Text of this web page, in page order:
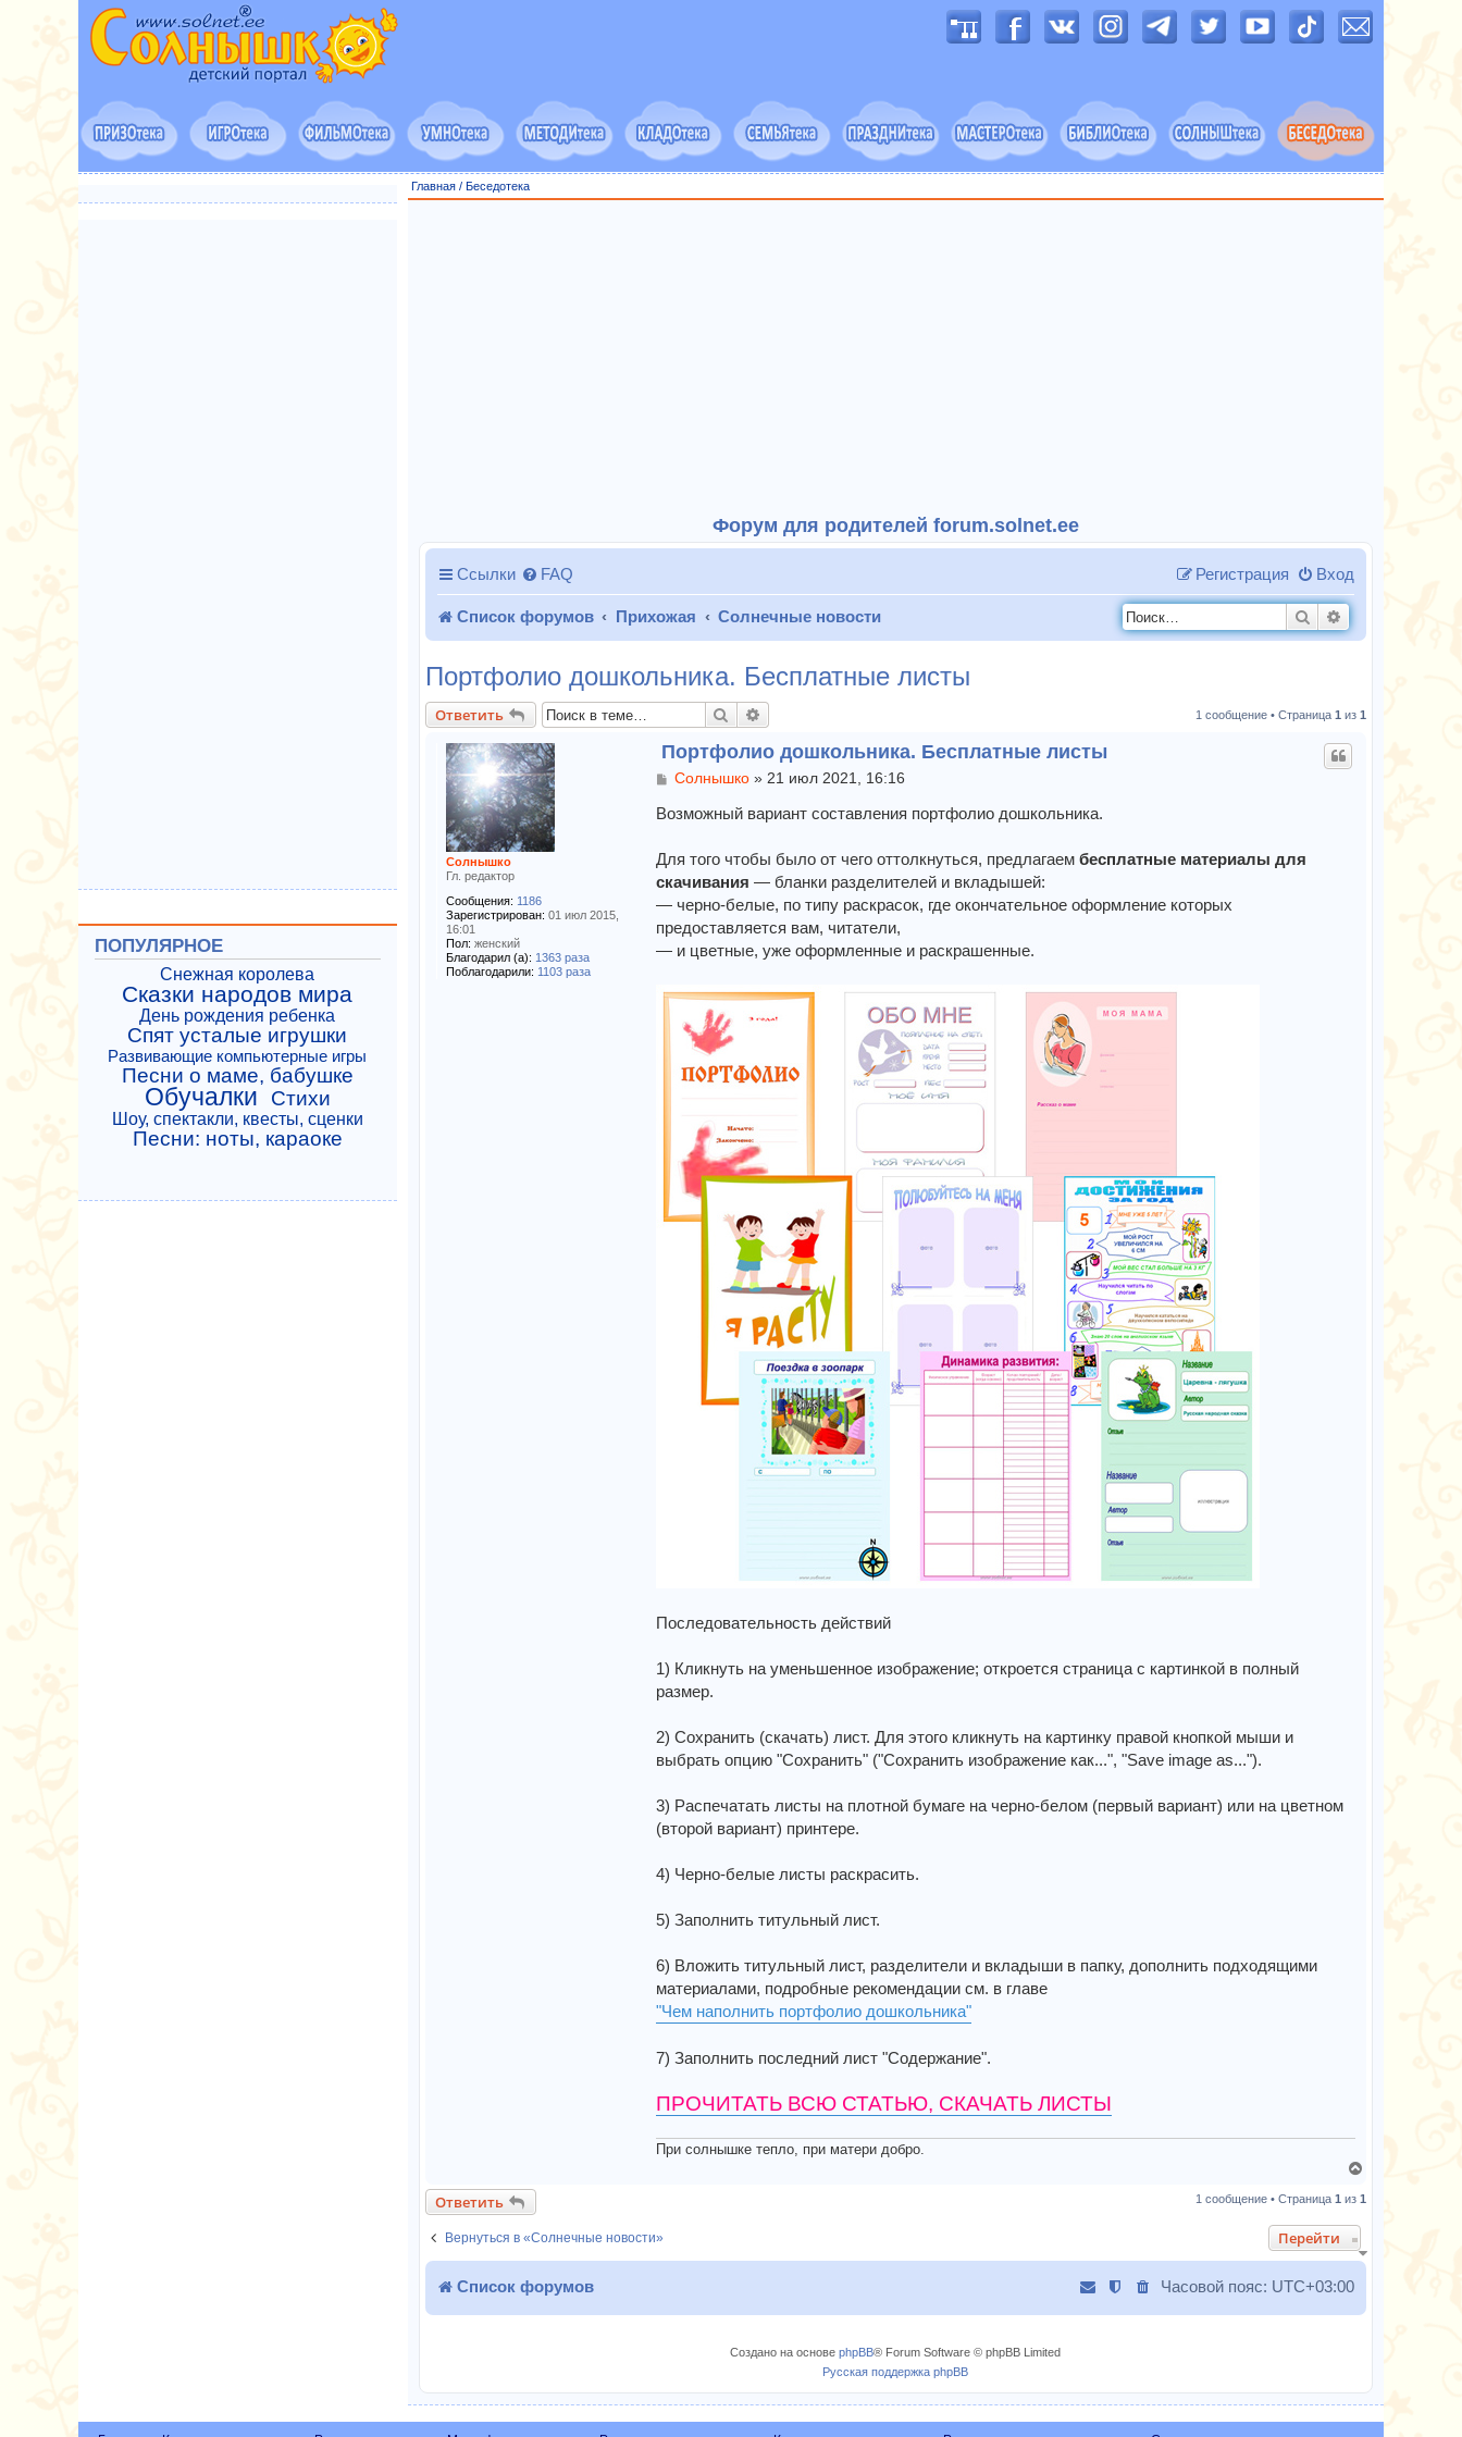
Главная/ Беседотека
Форум для родителей forum.solnet.ee
Ссылки FAQ Вход
Регистрация
Список форумов Прихожая Солнечные новости Поиск
Портфолио дошкольника. Бесплатные листы
Ответить Поиск 1 сообщение • Страница 1 из 1
Солнышко
Гл. редактор
Сообщения: 1186
Зарегистрирован: 01 июл 2015,
16:01
Пол: женский
Благодарил (а): 1363 раза
Поблагодарили: 1103 раза
Портфолио дошкольника. Бесплатные листы
С
о
е
н
и
Солнышко »21 июл 2021, 16:16
Возможный вариант составления портфолио дошкольника.
Для того чтобы было от чего оттолкнуться, предлагаембесплатные материалы для
скачивания — бланки разделителей и вкладышей:
— черно-белые, по типу раскрасок, где окончательное оформление которых
предоставляется вам, читатели,
— и цветные, уже оформленные и раскрашенные.
Последовательность действий
1) Кликнуть на уменьшенное изображение; откроется страница с картинкой в полный
размер.
2) Сохранить (скачать) лист. Для этого кликнуть на картинку правой кнопкой мыши и
выбрать опцию "Сохранить" ("Сохранить изображение как...", "Save image as...").
3) Распечатать листы на плотной бумаге на черно-белом (первый вариант) или на цветном
(второй вариант) принтере.
4) Черно-белые листы раскрасить.
5) Заполнить титульный лист.
6) Вложить титульный лист, разделители и вкладыши в папку, дополнить подходящими
материалами, подробные рекомендации см. в главе
"Чем наполнить портфолио дошкольника"
7) Заполнить последний лист "Содержание".
ПРОЧИТАТЬ ВСЮ СТАТЬЮ, СКАЧАТЬ ЛИСТЫ
При солнышке тепло, при матери добро.
р
т
ч
а
Ответить 1 сообщение • Страница 1 из 1
Вернуться в «Солнечные новости» Перейти
Список форумов Часовой пояс: UTC+03:00
Создано на основеphpBB® Forum Software © phpBB Limited
Русская поддержка phpBB
ПОПУЛЯРНОЕ
Снежная королева
Сказки народов мира
День рождения ребенка
Спят усталые игрушки
Развивающие компьютерные игры
Песни о маме, бабушке
Обучалки Стихи
Шоу, спектакли, квесты, сценки
Песни: ноты, караоке